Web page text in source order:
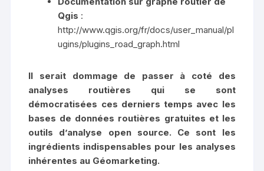
Qgis :
http://www.qgis.org/fr/docs/user_manual/pl
ugins/plugins_road_graph.html
Il serait dommage de passer à coté des
analyses routières qui se sont
démocratisées ces derniers temps avec les
bases de données routières gratuites et les
outils d’analyse open source. Ce sont les
ingrédients indispensables pour les analyses
inhérentes au Géomarketing.